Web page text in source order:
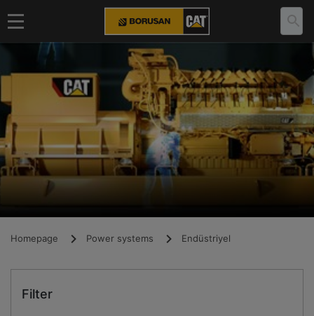
Homepage Power systems Endüstriyel
Filter